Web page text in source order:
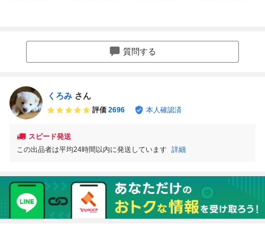
本 オーパス プラ
チナム ウェッジ
本 オーパス プラ
チナム ウェッジ
質問する
くろみ さん
評価 2696 本人確認済
スピード発送
この出品者は平均24時間以内に発送しています 詳細